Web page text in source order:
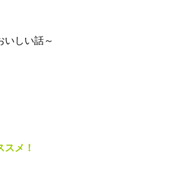
しい話～
メ！